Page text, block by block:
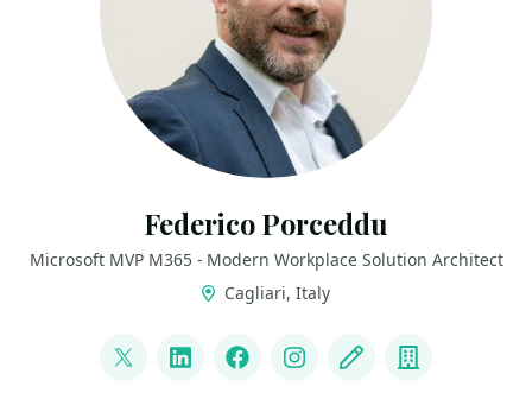
Federico Porceddu
Microsoft MVP M365 - Modern Workplace Solution Architect
Cagliari, Italy
@FedericoSPDev
LinkedInFacebookInstagram
Blog Company